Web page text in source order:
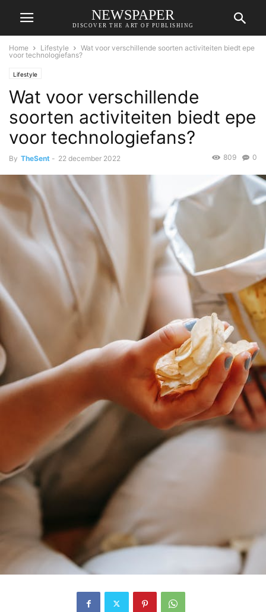
NEWSPAPER
DISCOVER THE ART OF PUBLISHING
Home Lifestyle
Wat voor verschillende soorten activiteiten biedt epe
voor technologiefans?
Lifestyle
Wat voor verschillende
soorten activiteiten biedt epe
voor technologiefans?
By TheSent - 22 december 2022 0
809